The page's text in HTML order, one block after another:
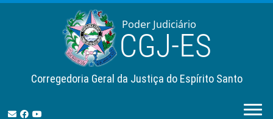
Corregedoria Geral da Justiça do Espírito Santo